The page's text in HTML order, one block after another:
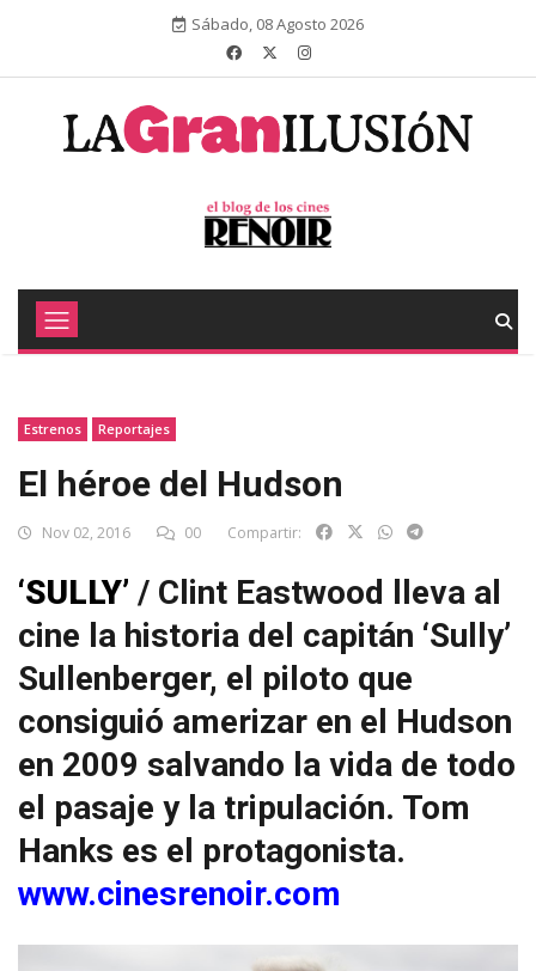
Sábado, 08 Agosto 2026
Estrenos Reportajes
El héroe del Hudson
Nov 02, 2016 00 Compartir:
‘SULLY’ / Clint Eastwood lleva al
cine la historia del capitán ‘Sully’
Sullenberger, el piloto que
consiguió amerizar en el Hudson
en 2009 salvando la vida de todo
el pasaje y la tripulación. Tom
Hanks es el protagonista.
www.cinesrenoir.com